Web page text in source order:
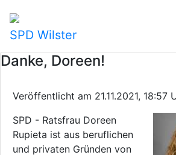
SPD Wilster
Danke, Doreen!
Veröffentlicht am 21.11.2021,
SPD - Ratsfrau Doreen
Rupieta ist aus beruflichen
und privaten Gründen von